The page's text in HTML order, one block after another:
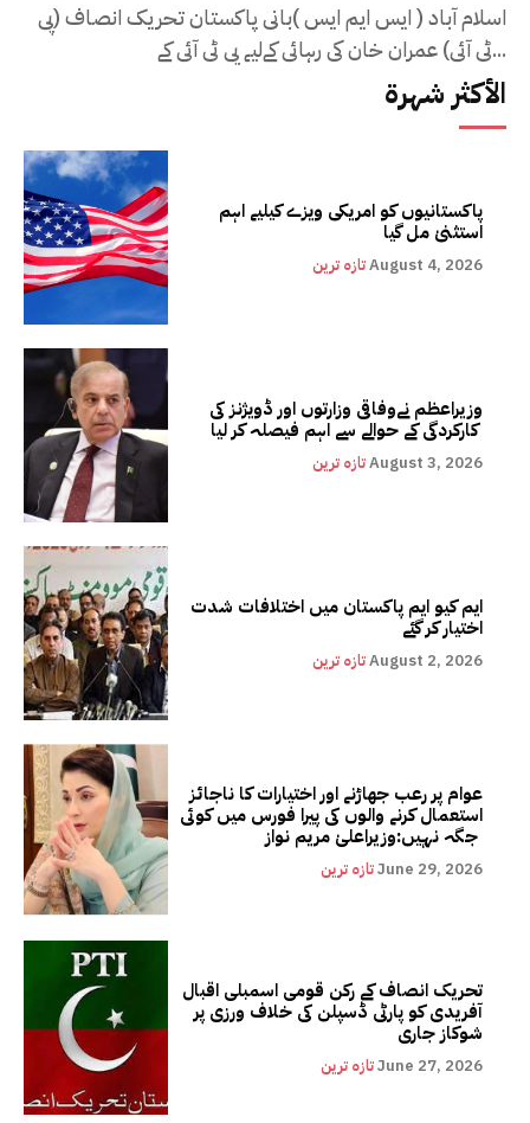
اسلام آباد ( ایس ایم ایس )بانی پاکستان تحریک انصاف (پی
ٹی آئی) عمران خان کی رہائی کےلیے پی ٹی آئی کے...
الأكثر شهرة
پاکستانیوں کو امریکی ویزے کیلیے اہم
استثنیٰ مل گیا
تازہ ترینAugust 4, 2026
وزیراعظم نےوفاقی وزارتوں اور ڈویژنز کی
کارکردگی کے حوالے سے اہم فیصلہ کر لیا
تازہ ترینAugust 3, 2026
ایم کیو ایم پاکستان میں اختلافات شدت
اختیار کر گئے
تازہ ترینAugust 2, 2026
عوام پر رعب جھاڑنے اور اختیارات کا ناجائز
استعمال کرنے والوں کی پیرا فورس میں کوئی
تازہ ترینJune 29, 2026
تحریک انصاف کے رکن قومی اسمبلی اقبال
آفریدی کو پارٹی ڈسپلن کی خلاف ورزی پر
شوکاز جاری
تازہ ترینJune 27, 2026